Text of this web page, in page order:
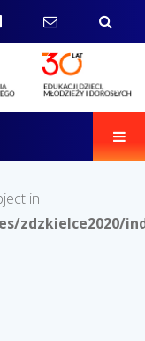
in
zdzkielce2020/